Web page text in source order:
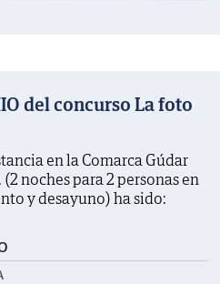
del concurso La foto
en la Comarca Gúdar
noches para 2 personas en
y desayuno) ha sido: